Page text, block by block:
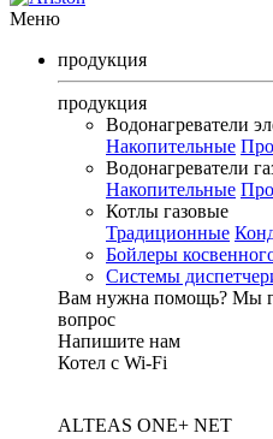
Меню
продукция
продукция
Водонагреватели
Накопительные
Водонагреватели
Накопительные
Котлы газовые
Традиционные
Бойлеры
Системы
Вам нужна помощь? Мы
вопрос
Напишите нам
Котел с Wi-Fi
ALTEAS ONE+ NET